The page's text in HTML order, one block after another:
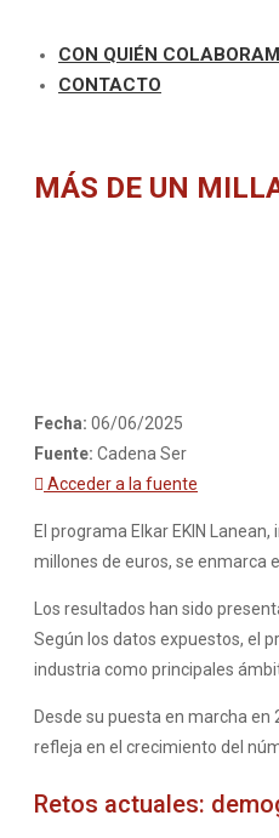
CON QUIÉN
CONTACTO
MÁS DE UN
Fecha: 06/06/2025
Fuente: Cadena Ser
Acceder a la fuente
El programa Elkar EKIN
millones de euros, se enmarca
Los resultados han sido
Según los datos expuestos, el
industria como principales
Desde su puesta en marcha
refleja en el crecimiento del
Retos actuales: